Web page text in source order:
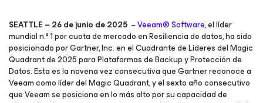
SEATTLE – 26 de junio de 2025 –Veeam® Software, el líder
mundial n.º 1 por cuota de mercado en Resiliencia de datos, ha sido
posicionado por Gartner, Inc. en el Cuadrante de Líderes del Magic
Quadrant de 2025 para Plataformas de Backup y Protección de
Datos. Esta es la novena vez consecutiva que Gartner reconoce a
Veeam como líder del Magic Quadrant, y el sexto año consecutivo
que Veeam se posiciona en lo más alto por su capacidad de